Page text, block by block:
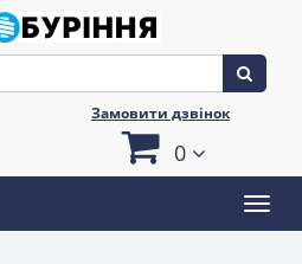
Замовити дзвінок
0